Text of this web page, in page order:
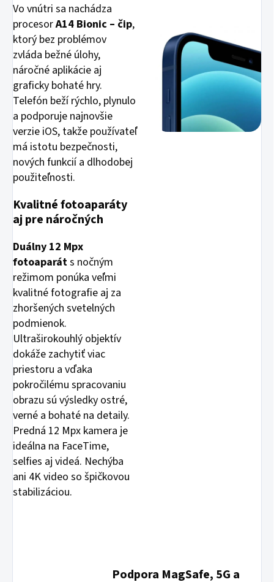
Vo vnútri sa nachádza
procesorA14 Bionic – čip,
ktorý bez problémov
zvláda bežné úlohy,
náročné aplikácie aj
graficky bohaté hry.
Telefón beží rýchlo, plynulo
a podporuje najnovšie
verzie iOS, takže používateľ
má istotu bezpečnosti,
nových funkcií a dlhodobej
použiteľnosti.
Kvalitné fotoaparáty
aj pre náročných
Duálny 12 Mpx
fotoaparáts nočným
režimom ponúka veľmi
kvalitné fotografie aj za
zhoršených svetelných
podmienok.
Ultraširokouhlý objektív
dokáže zachytiť viac
priestoru a vďaka
pokročilému spracovaniu
obrazu sú výsledky ostré,
verné a bohaté na detaily.
Predná 12 Mpx kamera je
ideálna na FaceTime,
selfies aj videá. Nechýba
ani 4K video so špičkovou
stabilizáciou.
Podpora MagSafe, 5G a